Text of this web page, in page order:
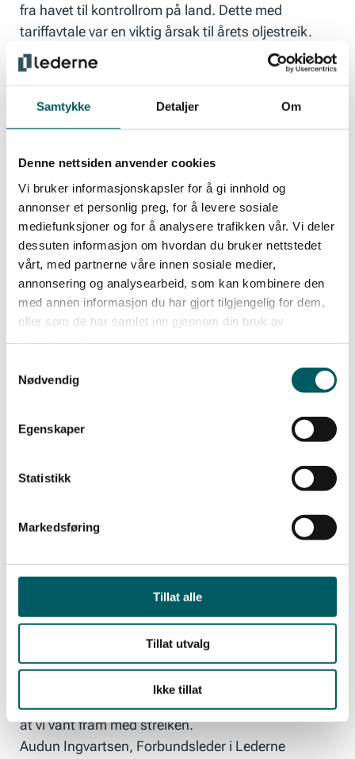
Samtykke Detaljer Om
Denne nettsiden anvender cookies
Vi bruker informasjonskapsler for å gi innhold og
annonser et personlig preg, for å levere sosiale
mediefunksjoner og for å analysere trafikken vår. Vi deler
dessuten informasjon om hvordan du bruker nettstedet
vårt, med partnerne våre innen sosiale medier,
annonsering og analysearbeid, som kan kombinere den
med annen informasjon du har gjort tilgjengelig for dem,
eller som de har samlet inn gjennom din bruk av
Nødvendig
Egenskaper
Statistikk
Markedsføring
Tillat alle
Tillat utvalg
Ikke tillat
fra havet til kontrollrom på land. Dette med
tariffavtale var en viktig årsak til årets oljestreik.
Det er urimelig at arbeidstakere blir tvunget til å
bytte forbund fordi arbeidsgiver flytter en stor del av
hvilket forbund vi vil være medlem i. Vi var aldri i tvil
De tillitsvalgte er våre superhelter
Forbundsleder Audun Ingvartsen takker de
tillitsvalgte som var lojale mot det de hadde vedtatt
hele veien. Han roser alle som bidro under streiken
med smått og stort, og vektlegger at de var tøffe
som sto i det under press.
superhelter. Uten lojale medlemmer og tillitsvalgte
Ingvartsen.
Sammen med hovedtillitsvalgt Per Helge Ødegård
forhandlet han frem Ledernes viktigste krav hos
Riksmekleren etter ti dager i streik.
(NHO), Anniken Hauglie, uttalte på Kveldsnytt
samme kveld at det hadde vært tøft under
forhandlingene hos Riksmekleren.
Jeg takker dyktige tillitsvalgte og medlemmene for
at vi vant fram med streiken.
Audun Ingvartsen, Forbundsleder i Lederne